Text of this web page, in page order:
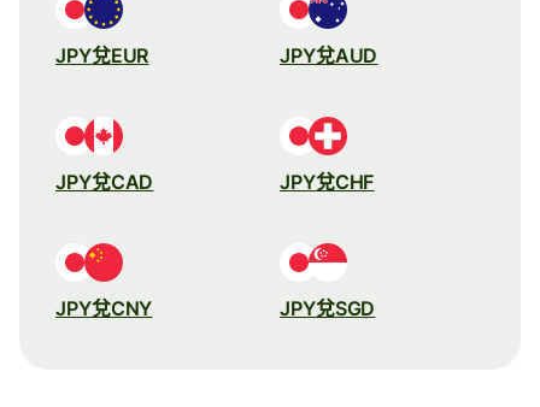
JPY兌EUR JPY兌AUD
JPY兌CAD JPY兌CHF
JPY兌CNY JPY兌SGD